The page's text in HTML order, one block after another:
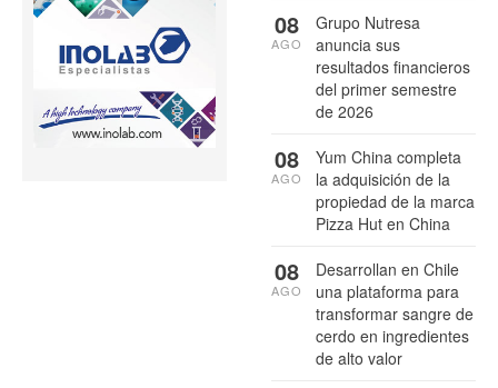
Grupo Nutresa
anuncia sus
resultados financieros
del primer semestre
de 2026
08
AGO
Yum China completa
la adquisición de la
propiedad de la marca
Pizza Hut en China
08
AGO
Desarrollan en Chile
una plataforma para
transformar sangre de
cerdo en ingredientes
de alto valor
08
AGO